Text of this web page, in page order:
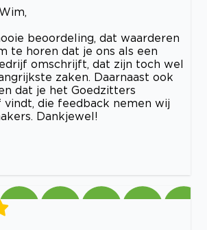
beoordeling, dat waarderen
te horen dat je ons als een
omschrijft, dat zijn toch wel
zaken. Daarnaast ook
dat je het Goedzitters
die feedback nemen wij
Dankjewel!